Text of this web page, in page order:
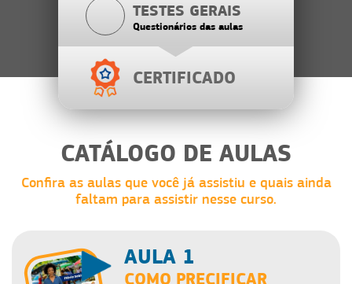
TESTES GERAIS
Questionários das aulas
CERTIFICADO
CATÁLOGO DE AULAS
Confira as aulas que você já assistiu e quais ainda
faltam para assistir nesse curso.
AULA 1
COMO PRECIFICAR